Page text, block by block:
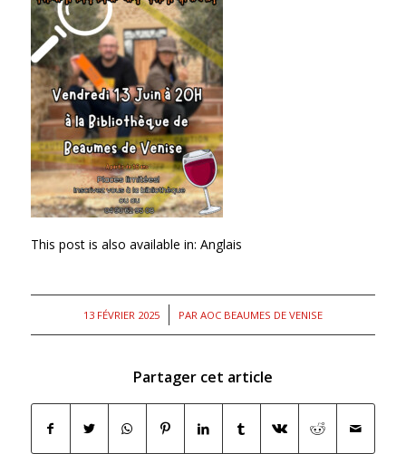
This post is also available in: Anglais
13 FÉVRIER 2025
/ PAR AOC BEAUMES DE VENISE
Partager cet article